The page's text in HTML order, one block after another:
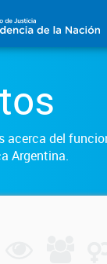
acerca del
Argentina.